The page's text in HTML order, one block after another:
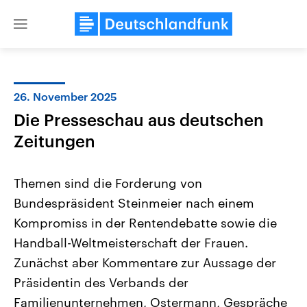
Close
USA
Aktuelle Beiträge, Analysen und
Hintergründe
gehören die Vereinigten Staaten zu
mit großem Einfluss auf das
Nahostkonflikt
Aktuelle Lage und
Der Überfall der
Terrororganisation Hamas
Oktober 2023 auf Israel
Israel möchte die Hamas
26. November 2025
Die Presseschau aus deutschen
Zeitungen
Themen sind die Forderung von
Bundespräsident Steinmeier nach einem
Kompromiss in der Rentendebatte sowie die
Handball-Weltmeisterschaft der Frauen.
Zunächst aber Kommentare zur Aussage der
Präsidentin des Verbands der
Familienunternehmen, Ostermann, Gespräche